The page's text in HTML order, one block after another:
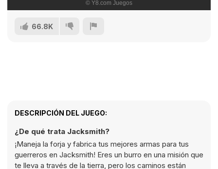
66.8K
DESCRIPCIÓN DEL JUEGO:
¿De qué trata Jacksmith?
¡Maneja la forja y fabrica tus mejores armas para tus
guerreros en Jacksmith! Eres un burro en una misión que
te lleva a través de la tierra, pero los caminos están